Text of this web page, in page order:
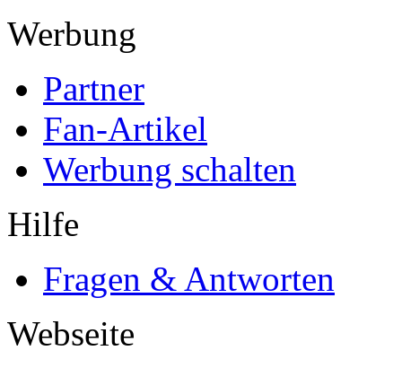
Werbung
Partner
Fan-Artikel
Werbung schalten
Hilfe
Fragen & Antworten
Webseite